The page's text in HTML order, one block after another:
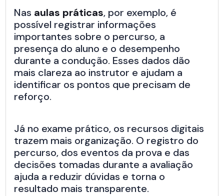
Nas aulas práticas, por exemplo, é
possível registrar informações
importantes sobre o percurso, a
presença do aluno e o desempenho
durante a condução. Esses dados dão
mais clareza ao instrutor e ajudam a
identificar os pontos que precisam de
reforço.
Já no exame prático, os recursos digitais
trazem mais organização. O registro do
percurso, dos eventos da prova e das
decisões tomadas durante a avaliação
ajuda a reduzir dúvidas e torna o
resultado mais transparente.